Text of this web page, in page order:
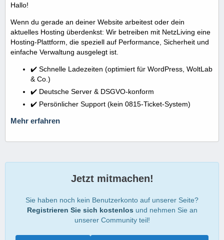
Hallo!
Wenn du gerade an deiner Website arbeitest oder dein
aktuelles Hosting überdenkst: Wir betreiben mit NetzLiving eine
Hosting-Plattform, die speziell auf Performance, Sicherheit und
einfache Verwaltung ausgelegt ist.
✔️ Schnelle Ladezeiten (optimiert für WordPress, WoltLab
& Co.)
✔️ Deutsche Server & DSGVO-konform
✔️ Persönlicher Support (kein 0815-Ticket-System)
Mehr erfahren
Jetzt mitmachen!
Sie haben noch kein Benutzerkonto auf unserer Seite?
Registrieren Sie sich kostenlos und nehmen Sie an
unserer Community teil!